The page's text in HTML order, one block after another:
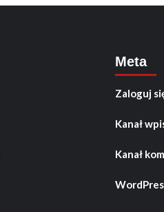
Meta
Zaloguj
Kanał
Kanał